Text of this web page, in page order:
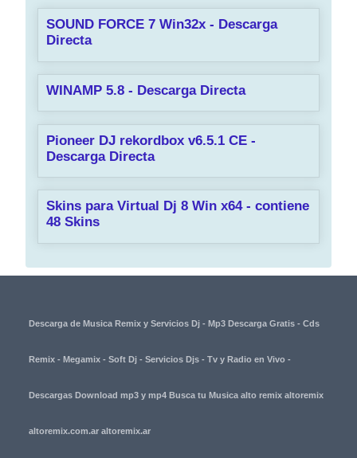
SOUND FORCE 7 Win32x - Descarga
Directa
WINAMP 5.8 - Descarga Directa
Pioneer DJ rekordbox v6.5.1 CE -
Descarga Directa
Skins para Virtual Dj 8 Win x64 - contiene
48 Skins
Descarga de Musica Remix y Servicios Dj - Mp3 Descarga Gratis - Cds
Remix - Megamix - Soft Dj - Servicios Djs - Tv y Radio en Vivo -
Descargas Download mp3 y mp4 Busca tu Musica alto remix altoremix
altoremix.com.ar altoremix.ar